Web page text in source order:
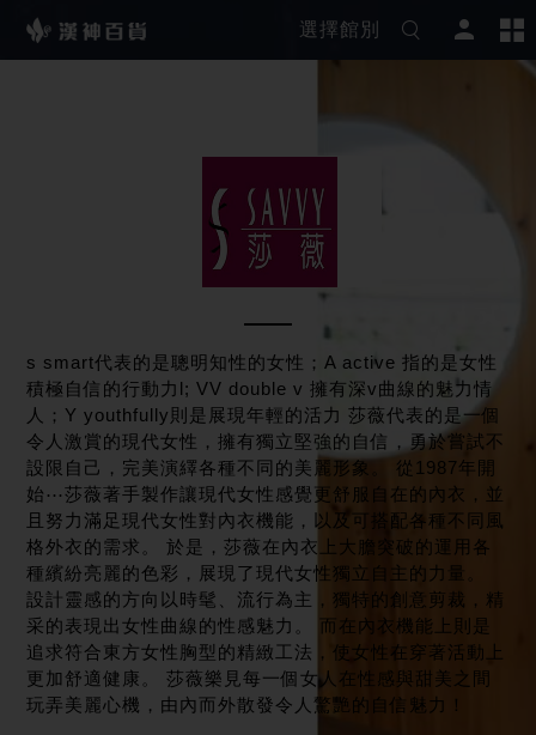
選擇館別
s smart代表的是聰明知性的女性；A active 指的是女性
積極自信的行動力l; VV double v 擁有深v曲線的魅力情
人；Y youthfully則是展現年輕的活力 莎薇代表的是一個
令人激賞的現代女性，擁有獨立堅強的自信，勇於嘗試不
設限自己，完美演繹各種不同的美麗形象。 從1987年開
始⋯莎薇著手製作讓現代女性感覺更舒服自在的內衣，並
且努力滿足現代女性對內衣機能，以及可搭配各種不同風
格外衣的需求。 於是，莎薇在內衣上大膽突破的運用各
種繽紛亮麗的色彩，展現了現代女性獨立自主的力量。
設計靈感的方向以時髦、流行為主，獨特的創意剪裁，精
采的表現出女性曲線的性感魅力。 而在內衣機能上則是
追求符合東方女性胸型的精緻工法，使女性在穿著活動上
更加舒適健康。 莎薇樂見每一個女人在性感與甜美之間
玩弄美麗心機，由內而外散發令人驚艷的自信魅力！